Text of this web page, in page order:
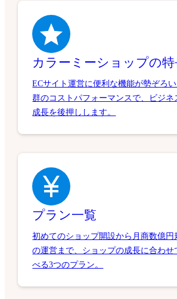
カラーミーショップの特
ECサイト運営に便利な機能が勢ぞろ
群のコストパフォーマンスで、ビジネ
成長を後押しします。
プラン一覧
初めてのショップ開設から月商数億円
の運営まで、ショップの成長に合わせ
べる3つのプラン。